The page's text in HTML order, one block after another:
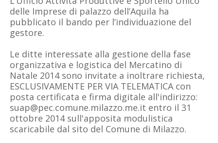
delle Imprese di palazzo dell’Aquila ha
pubblicato il bando per l’individuazione del
gestore.
Le ditte interessate alla gestione della fase
organizzativa e logistica del Mercatino di
Natale 2014 sono invitate a inoltrare richiesta,
ESCLUSIVAMENTE PER VIA TELEMATICA con
posta certificata e firma digitale all'indirizzo:
suap@pec.comune.milazzo.me.it entro il 31
ottobre 2014 sull'apposita modulistica
scaricabile dal sito del Comune di Milazzo.